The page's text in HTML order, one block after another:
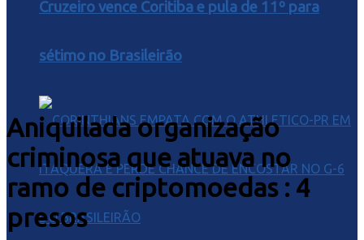
Cruzeiro vence Coritiba e pula de 11º para
sétimo no Brasileirão
Aniquilada organização
criminosa que atuava no
ramo de criptomoedas : 4
presos